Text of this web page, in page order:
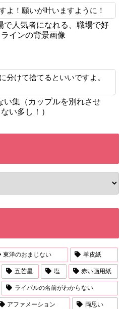
よ！願いが叶いますように！
で人気者になれる、職場で好
インの背景画像
分けて捨てるといいですよ。
い集（カップルを別れさせ
い多し！）
東洋のおまじない 羊皮紙
五芒星 塩 赤い画用紙
ライバルの名前がわからない
アファメーション 両思い